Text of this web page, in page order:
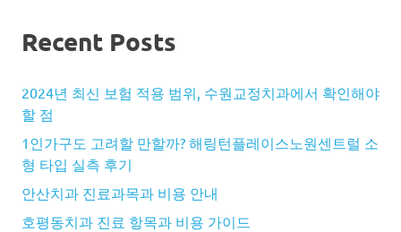
Recent Posts
2024년 최신 보험 적용 범위, 수원교정치과에서 확인해야
할 점
1인가구도 고려할 만할까? 해링턴플레이스노원센트럴 소
형 타입 실측 후기
안산치과 진료과목과 비용 안내
호평동치과 진료 항목과 비용 가이드